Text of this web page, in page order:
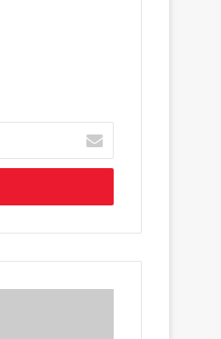
خ
ب
ر
د
ك